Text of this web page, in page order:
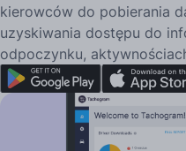
kierowców do pobierania
uzyskiwania dostępu do
odpoczynku,